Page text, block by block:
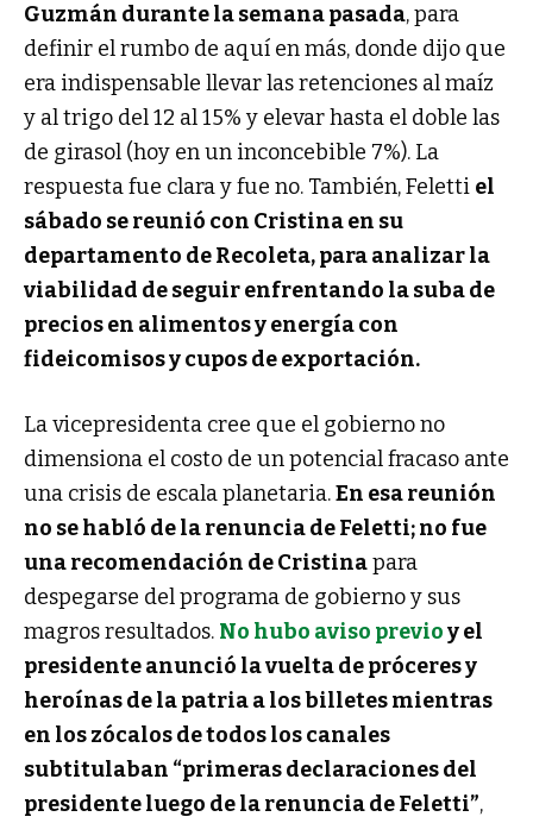
Guzmán durante la semana pasada, para
definir el rumbo de aquí en más, donde dijo que
era indispensable llevar las retenciones al maíz
y al trigo del 12 al 15% y elevar hasta el doble las
de girasol (hoy en un inconcebible 7%). La
respuesta fue clara y fue no. También, Feletti el
sábado se reunió con Cristina en su
departamento de Recoleta, para analizar la
viabilidad de seguir enfrentando la suba de
precios en alimentos y energía con
fideicomisos y cupos de exportación.
La vicepresidenta cree que el gobierno no
dimensiona el costo de un potencial fracaso ante
una crisis de escala planetaria.En esa reunión
no se habló de la renuncia de Feletti; no fue
una recomendación de Cristinapara
despegarse del programa de gobierno y sus
magros resultados. No hubo aviso previoy el
presidente anunció la vuelta de próceres y
heroínas de la patria a los billetes mientras
en los zócalos de todos los canales
subtitulaban “primeras declaraciones del
presidente luego de la renuncia de Feletti”,